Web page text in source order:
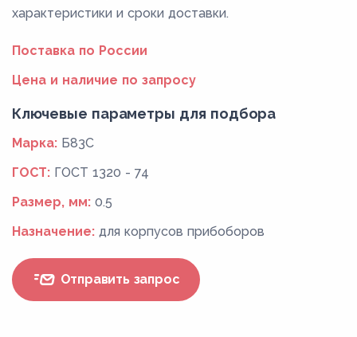
характеристики и сроки доставки.
Поставка по России
Цена и наличие по запросу
Ключевые параметры для подбора
Марка: Б83С
ГОСТ: ГОСТ 1320 - 74
Размер, мм: 0.5
Назначение: для корпусов прибоборов
Отправить запрос